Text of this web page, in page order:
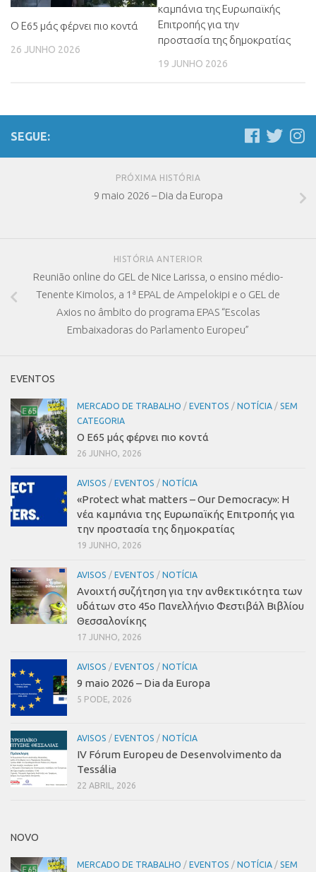
Ο Ε65 μάς φέρνει πιο κοντά
26 JUNHO 2026
καμπάνια της Ευρωπαϊκής
Επιτροπής για την
προστασία της δημοκρατίας
19 JUNHO 2026
SEGUE:
PRÓXIMA HISTÓRIA
9 maio 2026 – Dia da Europa
HISTÓRIA ANTERIOR
Reunião online do GEL de Nice Larissa, o ensino médio-
Tenente Kimolos, a 1ª EPAL de Ampelokipi e o GEL de
Axios no âmbito do programa EPAS “Escolas
Embaixadoras do Parlamento Europeu”
EVENTOS
MERCADO DE TRABALHO / EVENTOS / NOTÍCIA / SEM
CATEGORIA
Ο Ε65 μάς φέρνει πιο κοντά
26 JUNHO, 2026
AVISOS / EVENTOS / NOTÍCIA
«Protect what matters – Our Democracy»: Η
νέα καμπάνια της Ευρωπαϊκής Επιτροπής για
την προστασία της δημοκρατίας
19 JUNHO, 2026
AVISOS / EVENTOS / NOTÍCIA
Ανοιχτή συζήτηση για την ανθεκτικότητα των
υδάτων στο 45ο Πανελλήνιο Φεστιβάλ Βιβλίου
Θεσσαλονίκης
17 JUNHO, 2026
AVISOS / EVENTOS / NOTÍCIA
9 maio 2026 – Dia da Europa
5 PODE, 2026
AVISOS / EVENTOS / NOTÍCIA
IV Fórum Europeu de Desenvolvimento da
Tessália
22 ABRIL, 2026
NOVO
MERCADO DE TRABALHO / EVENTOS / NOTÍCIA / SEM